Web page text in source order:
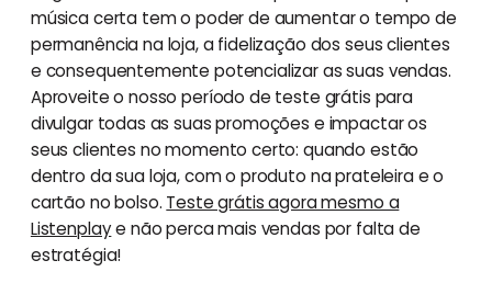
música certa tem o poder de aumentar o tempo de
permanência na loja, a fidelização dos seus clientes
e consequentemente potencializar as suas vendas.
Aproveite o nosso período de teste grátis para
divulgar todas as suas promoções e impactar os
seus clientes no momento certo: quando estão
dentro da sua loja, com o produto na prateleira e o
cartão no bolso. Teste grátis agora mesmo a
Listenplaye não perca mais vendas por falta de
estratégia!